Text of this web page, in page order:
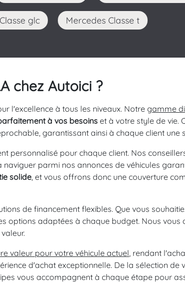
Classe glc Mercedes Classe t
chez Autoici ?
l'excellence à tous les niveaux. Notre gamme
à vos besoins et à votre style de vie.
garantissant ainsi à chaque client une
personnalisé pour chaque client. Nos
parmi nos annonces de véhicules
solide, et vous offrons donc une couverture
de financement flexibles. Que vous
options adaptées à chaque budget. Nous
valeur pour votre véhicule actuel, rendant
d'achat exceptionnelle. De la sélection
vous accompagnent à chaque étape pour